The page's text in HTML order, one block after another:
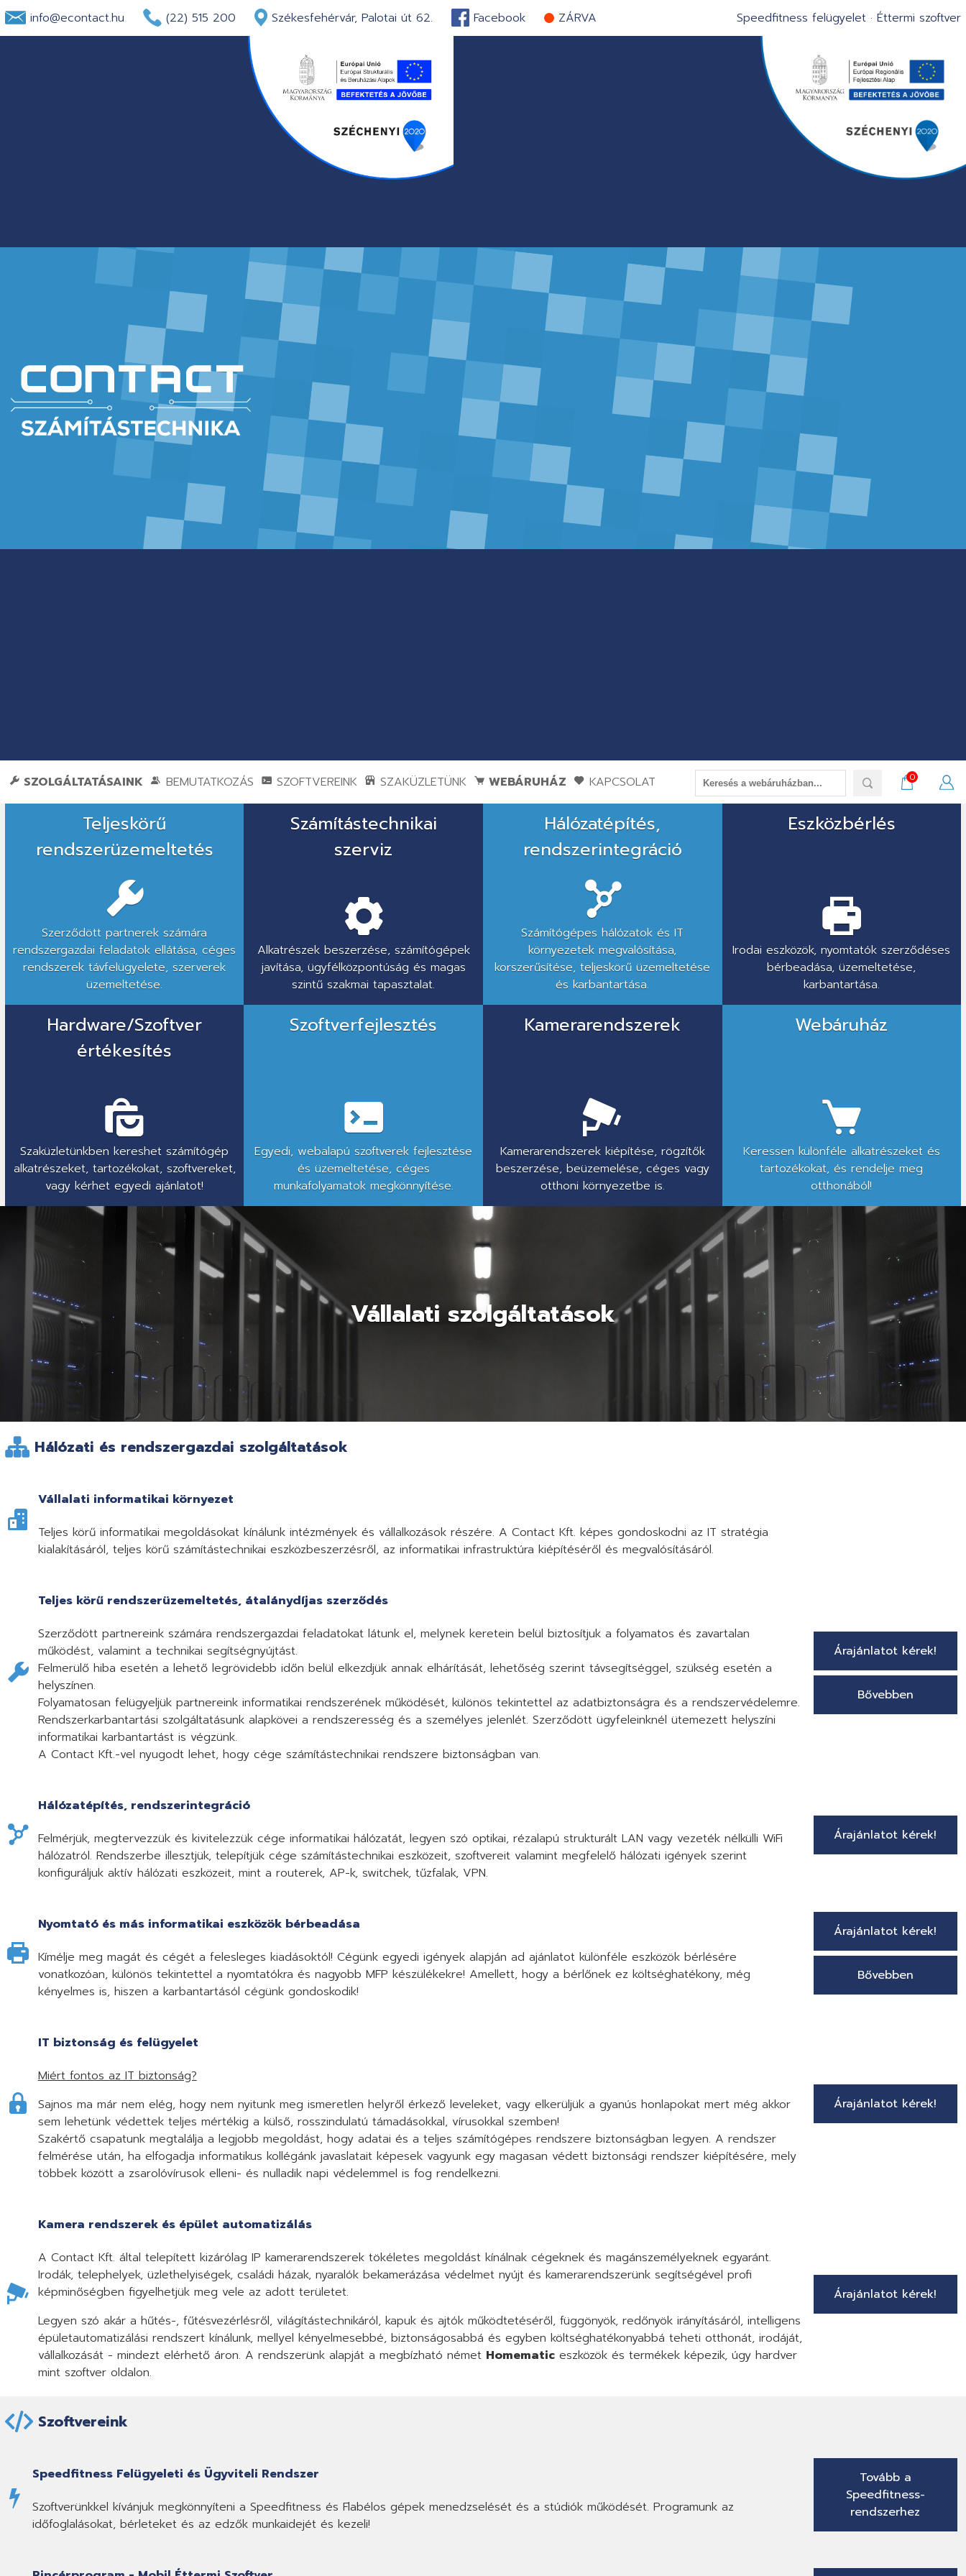
info@econtact.hu (22) 515 200 Székesfehérvár, Palotai út 62. Facebook ZÁRVA Speedfitness felügyelet ·Éttermi szoftver
SZOLGÁLTATÁSAINK BEMUTATKOZÁS SZOFTVEREINK SZAKÜZLETÜNK WEBÁRUHÁZ KAPCSOLAT 0
kiépítés,
szoftverfejlesztés,
szoftver
Teljeskörű
rendszerüzemeltetés
Szerződött partnerek számára
rendszergazdai feladatok ellátása, céges
rendszerek távfelügyelete, szerverek
üzemeltetése.
Számítástechnikai
szerviz
Alkatrészek beszerzése, számítógépek
javítása, ügyfélközpontúság és magas
szintű szakmai tapasztalat.
Hálózatépítés,
rendszerintegráció
Számítógépes hálózatok és IT
környezetek megvalósítása,
korszerűsítése, teljeskörű üzemeltetése
és karbantartása.
Eszközbérlés
Irodai eszközök, nyomtatók szerződéses
bérbeadása, üzemeltetése,
karbantartása.
Hardware/Szoftver
értékesítés
Szaküzletünkben kereshet számítógép
alkatrészeket, tartozékokat, szoftvereket,
vagy kérhet egyedi ajánlatot!
Szoftverfejlesztés
Egyedi, webalapú szoftverek fejlesztése
és üzemeltetése, céges
munkafolyamatok megkönnyítése.
Kamerarendszerek
Kamerarendszerek kiépítése, rögzítők
beszerzése, beüzemelése, céges vagy
otthoni környezetbe is.
Webáruház
Keressen különféle alkatrészeket és
tartozékokat, és rendelje meg
otthonából!
Vállalati szolgáltatások
Hálózati és rendszergazdai szolgáltatások
Vállalati informatikai környezet
Teljes körű informatikai megoldásokat kínálunk intézmények és vállalkozások részére. A Contact Kft. képes gondoskodni az IT stratégia
kialakításáról, teljes körű számítástechnikai eszközbeszerzésről, az informatikai infrastruktúra kiépítéséről és megvalósításáról.
Teljes körű rendszerüzemeltetés, átalánydíjas szerződés
Szerződött partnereink számára rendszergazdai feladatokat látunk el, melynek keretein belül biztosítjuk a folyamatos és zavartalan
működést, valamint a technikai segítségnyújtást.
Felmerülő hiba esetén a lehető legrövidebb időn belül elkezdjük annak elhárítását, lehetőség szerint távsegítséggel, szükség esetén a
helyszínen.
Folyamatosan felügyeljük partnereink informatikai rendszerének működését, különös tekintettel az adatbiztonságra és a rendszervédelemre.
Rendszerkarbantartási szolgáltatásunk alapkövei a rendszeresség és a személyes jelenlét. Szerződött ügyfeleinknél ütemezett helyszíni
informatikai karbantartást is végzünk.
A Contact Kft.-vel nyugodt lehet, hogy cége számítástechnikai rendszere biztonságban van.
Árajánlatot kérek!
Bővebben
Hálózatépítés, rendszerintegráció
Felmérjük, megtervezzük és kivitelezzük cége informatikai hálózatát, legyen szó optikai, rézalapú strukturált LAN vagy vezeték nélkülli WiFi
hálózatról. Rendszerbe illesztjük, telepítjük cége számítástechnikai eszközeit, szoftvereit valamint megfelelő hálózati igények szerint
konfiguráljuk aktív hálózati eszközeit, mint a routerek, AP-k, switchek, tűzfalak, VPN.
Árajánlatot kérek!
Nyomtató és más informatikai eszközök bérbeadása
Kímélje meg magát és cégét a felesleges kiadásoktól! Cégünk egyedi igények alapján ad ajánlatot különféle eszközök bérlésére
vonatkozóan, különös tekintettel a nyomtatókra és nagyobb MFP készülékekre! Amellett, hogy a bérlőnek ez költséghatékony, még
kényelmes is, hiszen a karbantartásól cégünk gondoskodik!
Árajánlatot kérek!
Bővebben
IT biztonság és felügyelet
Miért fontos az IT biztonság?
Sajnos ma már nem elég, hogy nem nyitunk meg ismeretlen helyről érkező leveleket, vagy elkerüljük a gyanús honlapokat mert még akkor
sem lehetünk védettek teljes mértékig a külső, rosszindulatú támadásokkal, vírusokkal szemben!
Szakértő csapatunk megtalálja a legjobb megoldást, hogy adatai és a teljes számítógépes rendszere biztonságban legyen. A rendszer
felmérése után, ha elfogadja informatikus kollégánk javaslatait képesek vagyunk egy magasan védett biztonsági rendszer kiépítésére, mely
többek között a zsarolóvírusok elleni- és nulladik napi védelemmel is fog rendelkezni.
Árajánlatot kérek!
Kamera rendszerek és épület automatizálás
A Contact Kft. által telepített kizárólag IP kamerarendszerek tökéletes megoldást kínálnak cégeknek és magánszemélyeknek egyaránt.
Irodák, telephelyek, üzlethelyiségek, családi házak, nyaralók bekamerázása védelmet nyújt és kamerarendszerünk segítségével profi
képminőségben figyelhetjük meg vele az adott területet.
Legyen szó akár a hűtés-, fűtésvezérlésről, világítástechnikáról, kapuk és ajtók működtetéséről, függönyök, redőnyök irányításáról, intelligens
épületautomatizálási rendszert kínálunk, mellyel kényelmesebbé, biztonságosabbá és egyben költséghatékonyabbá teheti otthonát, irodáját,
vállalkozását - mindezt elérhető áron. A rendszerünk alapját a megbízható német Homematiceszközök és termékek képezik, úgy hardver
mint szoftver oldalon.
Árajánlatot kérek!
Szoftvereink
Speedfitness Felügyeleti és Ügyviteli Rendszer
Szoftverünkkel kívánjuk megkönnyíteni a Speedfitness és Flabélos gépek menedzselését és a stúdiók működését. Programunk az
időfoglalásokat, bérleteket és az edzők munkaidejét és kezeli!
Tovább a
Speedfitness-
rendszerhez